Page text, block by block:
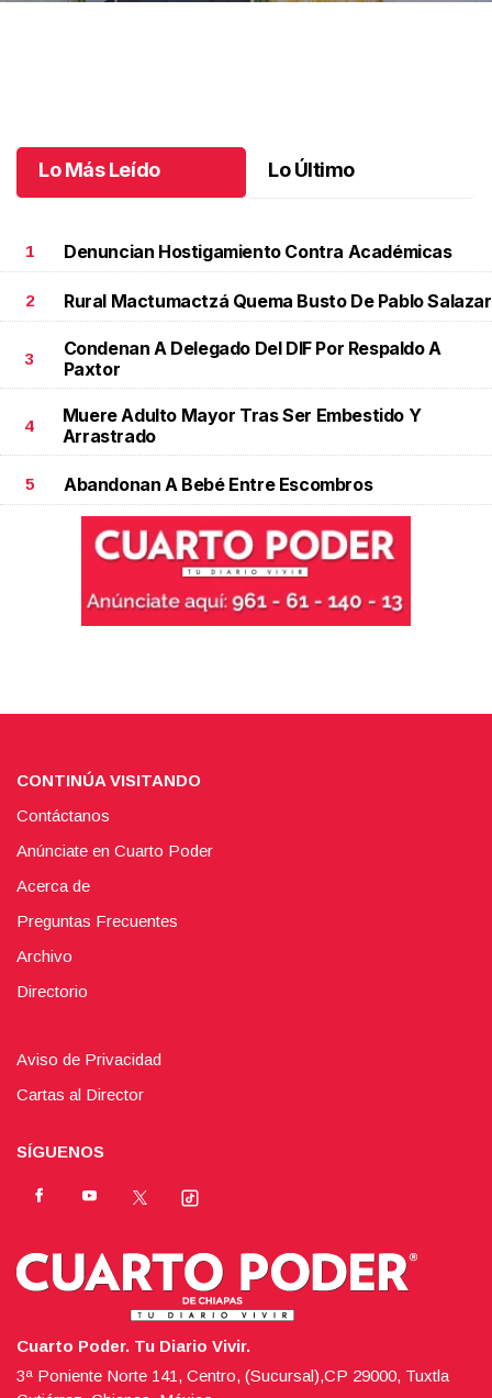
Lo Más Leído Lo Último
1 Denuncian Hostigamiento Contra Académicas
2 Rural Mactumactzá Quema Busto De Pablo Salazar
3
Condenan A Delegado Del DIF Por Respaldo A
Paxtor
4
Muere Adulto Mayor Tras Ser Embestido Y
Arrastrado
5 Abandonan A Bebé Entre Escombros
CONTINÚA VISITANDO
Contáctanos
Anúnciate en Cuarto Poder
Acerca de
Preguntas Frecuentes
Archivo
Directorio
Aviso de Privacidad
Cartas al Director
SÍGUENOS
Cuarto Poder. Tu Diario Vivir.
3ª Poniente Norte 141, Centro, (Sucursal),CP 29000, Tuxtla